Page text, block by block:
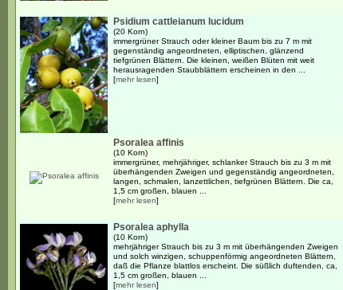
Psidium cattleianum lucidum
(20 Korn)
immergrüner Strauch oder kleiner Baum bis zu 7 m mit
gegenständig angeordneten, elliptischen, glänzend
tiefgrünen Blättern. Die kleinen, weißen Blüten mit weit
herausragenden Staubblättern erscheinen in den ...
[mehr lesen]
Psoralea affinis
(10 Korn)
immergrüner, mehrjähriger, schlanker Strauch bis zu 3 m mit
überhängenden Zweigen und gegenständig angeordneten,
langen, schmalen, lanzettlichen, tiefgrünen Blättern. Die ca,
1,5 cm großen, blauen ...
[mehr lesen]
Psoralea aphylla
(10 Korn)
mehrjähriger Strauch bis zu 3 m mit überhängenden Zweigen
und solch winzigen, schuppenförmig angeordneten Blättern,
daß die Pflanze blattlos erscheint. Die süßlich duftenden, ca,
1,5 cm großen, blauen ...
[mehr lesen]